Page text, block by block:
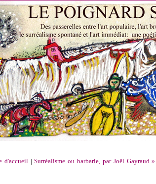
d'accueil|Surréalisme ou barbarie, par Joël Gayraud »